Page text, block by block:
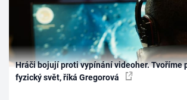
Hráči bojují proti vypínání videoher. Tvoříme
fyzický svět, říká Gregorová